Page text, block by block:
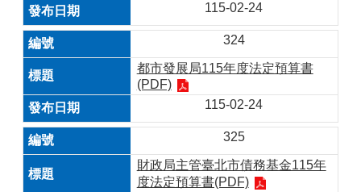
115-02-24
324
都市發展局115年度法定預算書
(PDF)
115-02-24
325
財政局主管臺北市債務基金115年
度法定預算書(PDF)